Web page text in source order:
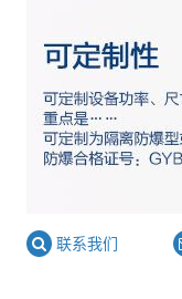
联系我们